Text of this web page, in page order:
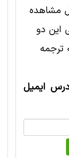
مشاهده
این دو
ترجمه
ایمیل